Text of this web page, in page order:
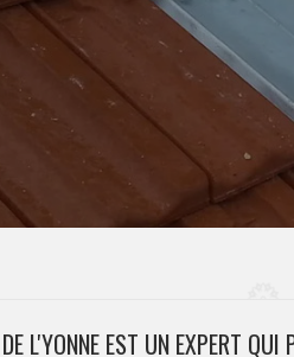
L'YONNE EST UN EXPERT